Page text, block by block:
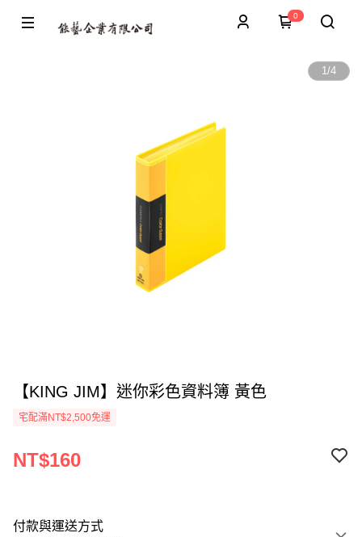
0
1/4
【KING JIM】迷你彩色資料簿 黃色
宅配滿NT$2,500免運
NT$160
付款與運送方式